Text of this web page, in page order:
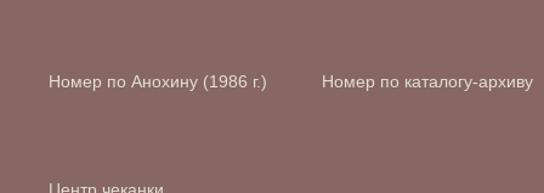
Номер по Анохину (1986 г.) Номер по каталогу-архиву